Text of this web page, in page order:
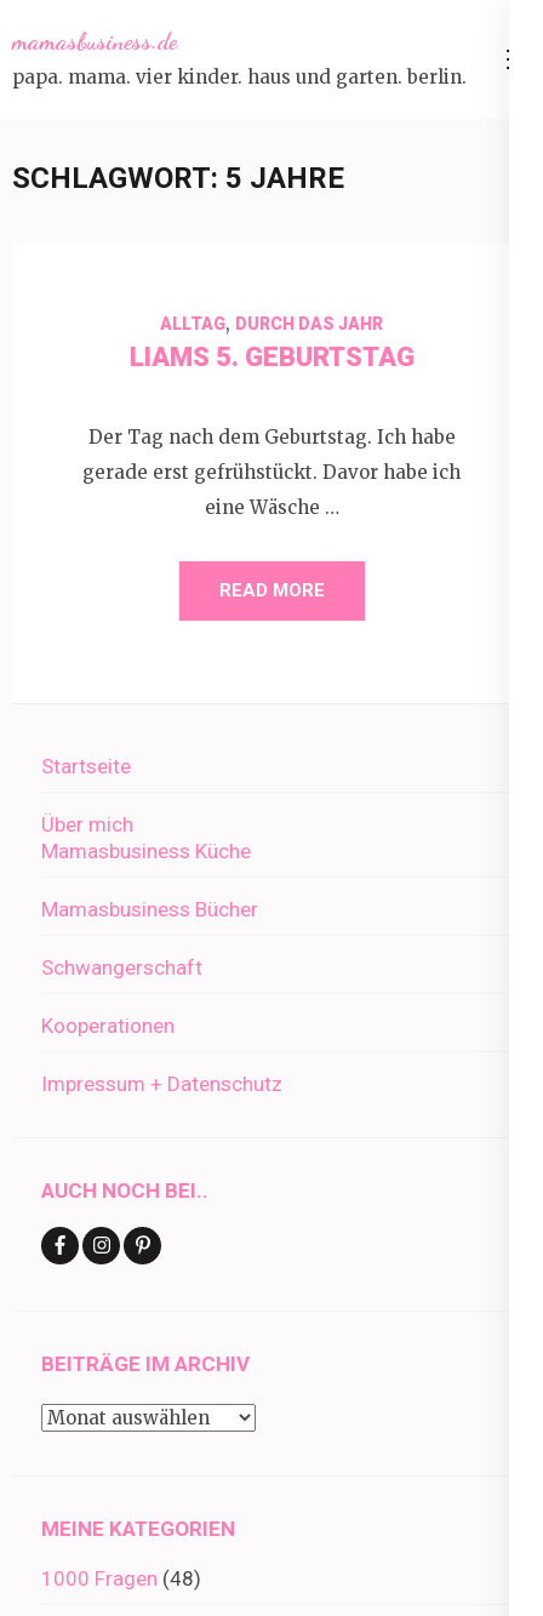
to
content
mamasbusiness.de
papa. mama. vier kinder. haus und garten. berlin.
SCHLAGWORT: 5 JAHRE
ALLTAG, DURCH DAS JAHR
LIAMS 5. GEBURTSTAG
Der Tag nach dem Geburtstag. Ich habe
gerade erst gefrühstückt. Davor habe ich
eine Wäsche …
READ MORE
Startseite
Über mich
Mamasbusiness Küche
Mamasbusiness Bücher
Schwangerschaft
Kooperationen
Impressum + Datenschutz
AUCH NOCH BEI..
BEITRÄGE IM ARCHIV
Beiträge
MEINE KATEGORIEN
1000 Fragen (48)